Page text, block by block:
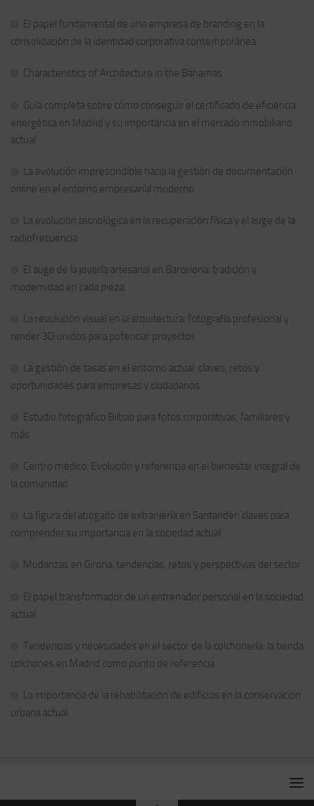
El papel fundamental de una empresa de branding en la
consolidación de la identidad corporativa contemporánea
Characteristics of Architecture in the Bahamas
Guía completa sobre cómo conseguir el certificado de eficiencia
energética en Madrid y su importancia en el mercado inmobiliario
actual
La evolución imprescindible hacia la gestión de documentación
online en el entorno empresarial moderno
La evolución tecnológica en la recuperación física y el auge de la
radiofrecuencia
El auge de la joyería artesanal en Barcelona: tradición y
modernidad en cada pieza
La revolución visual en la arquitectura: fotografía profesional y
render 3D unidos para potenciar proyectos
La gestión de tasas en el entorno actual: claves, retos y
oportunidades para empresas y ciudadanos
Estudio fotográfico Bilbao para fotos corporativas, familiares y
más
Centro médico: Evolución y referencia en el bienestar integral de
la comunidad
La figura del abogado de extranjería en Santander: claves para
comprender su importancia en la sociedad actual
Mudanzas en Girona: tendencias, retos y perspectivas del sector
El papel transformador de un entrenador personal en la sociedad
actual
Tendencias y necesidades en el sector de la colchonería: la tienda
colchones en Madrid como punto de referencia
La importancia de la rehabilitación de edificios en la conservación
urbana actual